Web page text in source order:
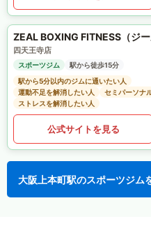
四天王寺店
スポーツジム
駅から徒歩15分
駅から5分以内のジムに通いたい人
運動不足を解消したい人
セミパーソナ
ストレスを解消したい人
公式サイトを見る
大阪上本町駅のスポーツジム